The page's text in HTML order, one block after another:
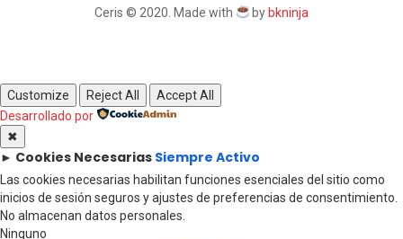
Ceris © 2020. Made with by bkninja
Customize Reject All
Accept All
Desarrollado por
✖
► Cookies Necesarias Siempre Activo
Las cookies necesarias habilitan funciones esenciales del sitio como
inicios de sesión seguros y ajustes de preferencias de consentimiento.
No almacenan datos personales.
Ninguno